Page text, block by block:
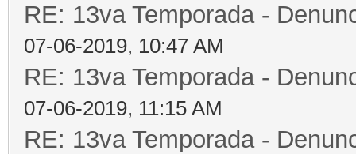
RE: 13va Temporada -
07-06-2019, 10:47 AM
RE: 13va Temporada -
07-06-2019, 11:15 AM
RE: 13va Temporada -